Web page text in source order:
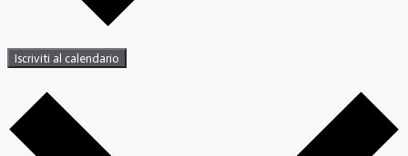
Iscriviti al calendario